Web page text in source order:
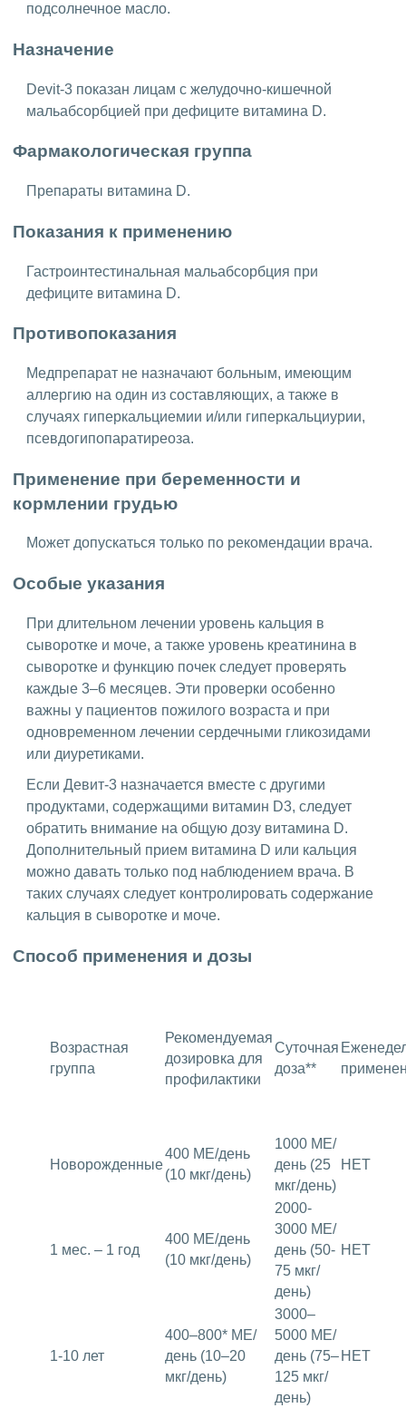
подсолнечное масло.
Назначение
Devit-3 показан лицам с желудочно-кишечной
мальабсорбцией при дефиците витамина D.
Фармакологическая группа
Препараты витамина D.
Показания к применению
Гастроинтестинальная мальабсорбция при
дефиците витамина D.
Противопоказания
Медпрепарат не назначают больным, имеющим
аллергию на один из составляющих, а также в
случаях гиперкальциемии и/или гиперкальциурии,
псевдогипопаратиреоза.
Применение при беременности и
кормлении грудью
Может допускаться только по рекомендации врача.
Особые указания
При длительном лечении уровень кальция в
сыворотке и моче, а также уровень креатинина в
сыворотке и функцию почек следует проверять
каждые 3–6 месяцев. Эти проверки особенно
важны у пациентов пожилого возраста и при
одновременном лечении сердечными гликозидами
или диуретиками.
Если Девит-3 назначается вместе с другими
продуктами, содержащими витамин D3, следует
обратить внимание на общую дозу витамина D.
Дополнительный прием витамина D или кальция
можно давать только под наблюдением врача. В
таких случаях следует контролировать содержание
кальция в сыворотке и моче.
Способ применения и дозы
Возрастная
группа
Рекомендуемая
дозировка для
профилактики
Суточная
доза**
Новорожденные
400 МЕ/день
(10 мкг/день)
1000 МЕ/
день (25
мкг/день)
НЕТ
1 мес. – 1 год
400 МЕ/день
(10 мкг/день)
2000-
3000 МЕ/
день (50-
75 мкг/
день)
НЕТ
1-10 лет
400–800* МЕ/
день (10–20
мкг/день)
3000–
5000 МЕ/
день (75–
125 мкг/
день)
НЕТ